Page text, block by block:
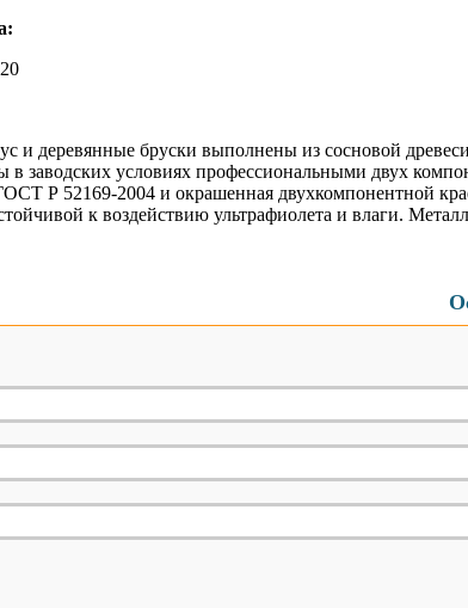
и деревянные бруски выполнены из сосновой
в заводских условиях профессиональными двух
Р 52169-2004 и окрашенная двухкомпонентной
к воздействию ультрафиолета и влаги.